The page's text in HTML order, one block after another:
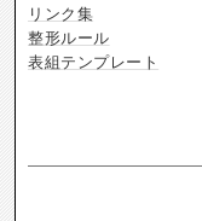
リンク集
整形ルール
表組テンプレート